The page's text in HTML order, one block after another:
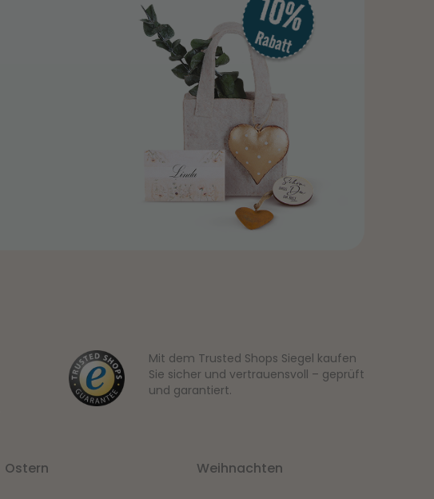
Mit dem Trusted Shops Siegel kaufen
Sie sicher und vertrauensvoll – geprüft
und garantiert.
Ostern Weihnachten